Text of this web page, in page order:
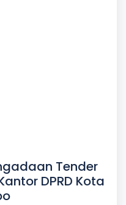
Tender
DPRD Kota